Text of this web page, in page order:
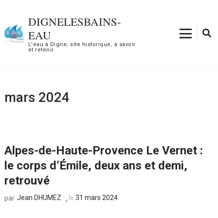
contenu
(Pressez
DIGNELESBAINS-
EAU
L'eau à Digne; site historique, à savoir
et retenir.
mars 2024
Alpes-de-Haute-Provence Le Vernet :
le corps d’Émile, deux ans et demi,
retrouvé
par Jean DHUMEZ le 31 mars 2024